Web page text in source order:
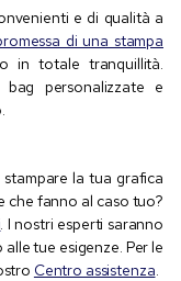
e di qualità a
di una stampa
in totale tranquillità.
personalizzate e
la tua grafica
che fanno al caso tuo?
. I nostri esperti saranno
tue esigenze. Per le
Centro assistenza